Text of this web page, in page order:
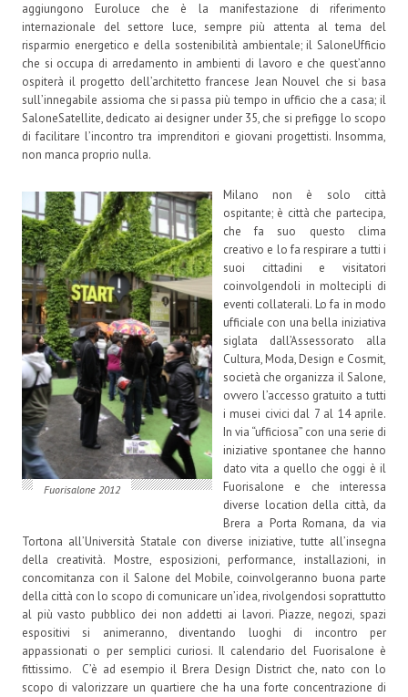
aggiungono Euroluce che è la manifestazione di riferimento
internazionale del settore luce, sempre più attenta al tema del
risparmio energetico e della sostenibilità ambientale; il SaloneUfficio
che si occupa di arredamento in ambienti di lavoro e che quest’anno
ospiterà il progetto dell’architetto francese Jean Nouvel che si basa
sull’innegabile assioma che si passa più tempo in ufficio che a casa; il
SaloneSatellite, dedicato ai designer under 35, che si prefigge lo scopo
di facilitare l’incontro tra imprenditori e giovani progettisti. Insomma,
non manca proprio nulla.
Fuorisalone 2012
Milano non è solo città
ospitante; è città che partecipa,
che fa suo questo clima
creativo e lo fa respirare a tutti i
suoi cittadini e visitatori
coinvolgendoli in moltecipli di
eventi collaterali. Lo fa in modo
ufficiale con una bella iniziativa
siglata dall’Assessorato alla
Cultura, Moda, Design e Cosmit,
società che organizza il Salone,
ovvero l’accesso gratuito a tutti
i musei civici dal 7 al 14 aprile.
In via “ufficiosa” con una serie di
iniziative spontanee che hanno
dato vita a quello che oggi è il
Fuorisalone e che interessa
diverse location della città, da
Brera a Porta Romana, da via
Tortona all’Università Statale con diverse iniziative, tutte all’insegna
della creatività. Mostre, esposizioni, performance, installazioni, in
concomitanza con il Salone del Mobile, coinvolgeranno buona parte
della città con lo scopo di comunicare un’idea, rivolgendosi soprattutto
al più vasto pubblico dei non addetti ai lavori. Piazze, negozi, spazi
espositivi si animeranno, diventando luoghi di incontro per
appassionati o per semplici curiosi. Il calendario del Fuorisalone è
fittissimo. C’è ad esempio il Brera Design District che, nato con lo
scopo di valorizzare un quartiere che ha una forte concentrazione di